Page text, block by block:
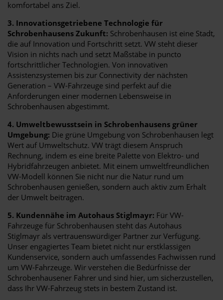
komfortabel ans Ziel.
3. Innovationsgetriebene Technologie für
Schrobenhausens Zukunft: Schrobenhausen ist eine Stadt,
die auf Innovation und Fortschritt setzt. VW steht dieser
Vision in nichts nach und setzt Maßstäbe in puncto
fortschrittlicher Technologien. Von innovativen
Assistenzsystemen bis zur Connectivity der nächsten
Generation – VW-Fahrzeuge sind perfekt auf die
Anforderungen einer modernen Lebensweise in
Schrobenhausen abgestimmt.
4. Umweltbewusstsein in Schrobenhausens grüner
Umgebung: Die grüne Umgebung von Schrobenhausen legt
Wert auf Umweltschutz. VW trägt diesem Anspruch
Rechnung, indem es eine breite Palette von Elektro- und
Hybridfahrzeugen anbietet. Mit einem umweltfreundlichen
VW-Modell können Sie nicht nur die Natur rund um
Schrobenhausen genießen, sondern auch aktiv zum Erhalt
der Umwelt beitragen.
5. Kundennähe im Autohaus Stiglmayr: Für VW-
Fahrzeuge für Schrobenhausen steht das Autohaus
Stiglmayr als vertrauenswürdiger Partner zur Verfügung.
Unser engagiertes Team bietet nicht nur erstklassigen
Kundenservice, sondern auch umfassendes Fachwissen rund
um VW-Fahrzeuge. Wir verstehen die Bedürfnisse der
Schrobenhausener Fahrer und sind hier, um sicherzustellen,
dass Ihr VW-Fahrzeug stets in bestem Zustand ist.